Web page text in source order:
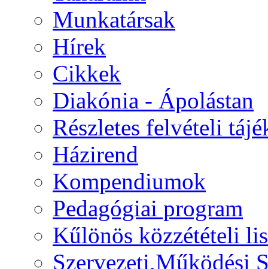
Munkatársak
Hírek
Cikkek
Diakónia - Ápolástan
Részletes felvételi
Házirend
Kompendiumok
Pedagógiai program
Kűlönös közzétételi
Szervezeti,Működési